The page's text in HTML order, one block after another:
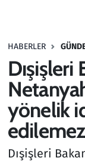
HABERLER
Dışişleri
yönelik
edilemez
Dışişleri
Haber
Kültür
Kurumsal
Lezzet